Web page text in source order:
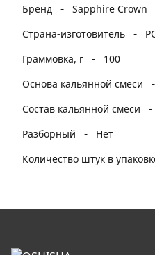
Бренд - Sapphire Crown
Страна-изготовитель
-
Граммовка, г
-
100
Основа кальянной смеси
-
Состав кальянной смеси
-
Разборный
-
Нет
Количество штук в